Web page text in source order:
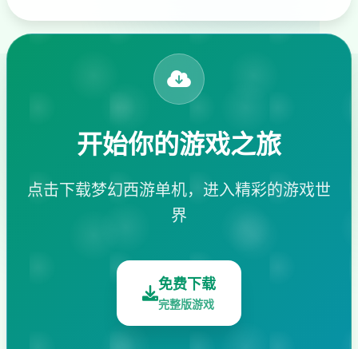
开始你的游戏之旅
点击下载梦幻西游单机，进入精彩的游戏世
界
免费下载
完整版游戏